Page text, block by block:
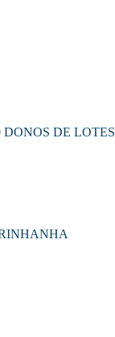
DE LOTES